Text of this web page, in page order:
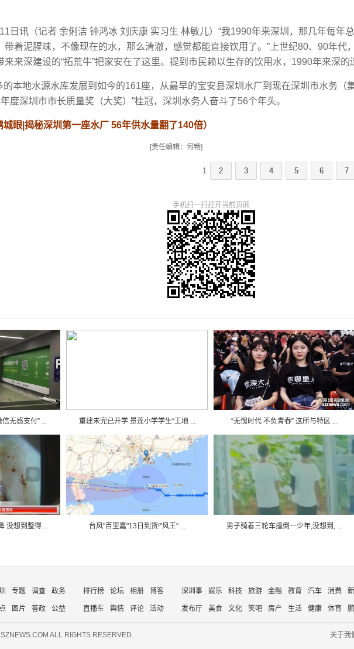
日讯（记者 余俐洁 钟鸿冰 刘庆康 实习生 林敏儿）“我1990年来深圳，那几年每年
带着泥腥味，不像现在的水，那么清澈，感觉都能直接饮用了。”上世纪80、90年代
来来深建设的“拓荒牛”把家安在了这里。提到市民赖以生存的饮用水，1990年来深的
的本地水源水库发展到如今的161座，从最早的宝安县深圳水厂到现在深圳市水务（
度深圳市市长质量奖（大奖）”桂冠，深圳水务人奋斗了56个年头。
城眼|揭秘深圳第一座水厂 56年供水量翻了140倍）
1 2 3 4 5 6 7
[责任编辑：何畅]
手机扫一扫打开当前页面
无感支付” ... 重建未完已开学 景莲小学学生“工地 ... “无愧时代 不负青春” 这所与特区 ...
没想到整得 ... 台风"百里嘉"13日到货!"风王" ... 男子骑着三轮车撞倒一少年,没想到, ...
专题 调查 政务 排行榜 论坛 相册 博客 深圳事 娱乐 科技 旅游 金融 教育 汽车 消费
图片 答政 公益 直播车 舆情 评论 活动 发布厅 美食 文化 笑吧 房产 生活 健康 体育
ALL RIGHTS RESERVED. 关于我